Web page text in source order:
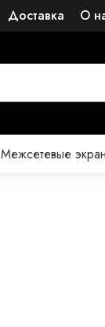
Доставка О
Межсетевые